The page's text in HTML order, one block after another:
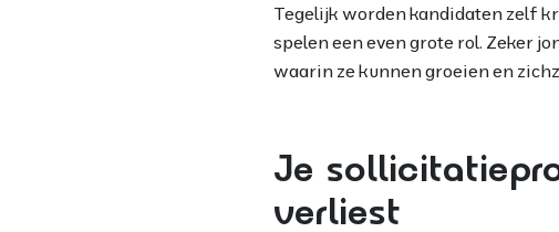
Tegelijk worden kandidaten zelf
spelen een even grote rol. Zeker
waarin ze kunnen groeien en
Je
verliest